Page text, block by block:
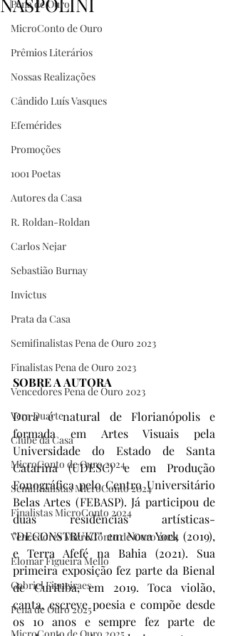
Pena de Ouro
MicroConto de Ouro
Prêmios Literários
Nossas Realizações
Cândido Luís Vasques
Efemérides
Promoções
1001 Poetas
Autores da Casa
R. Roldan-Roldan
Carlos Nejar
Sebastião Burnay
Invictus
Prata da Casa
Semifinalistas Pena de Ouro 2023
Finalistas Pena de Ouro 2023
Vencedores Pena de Ouro 2023
Vera Duarte
Clube da Casa
MicroConto de Ouro 2024
Semifinalistas MicroConto 2024
Finalistas MicroConto 2024
Vencedores MicroConto de Ouro 2024
Elomar Figueira Mello
Gabriel Figueiraes
Pena de Ouro 2025
MicroConto de Ouro 2025
SOBRE A AUTORA
Dora é natural de Florianópolis e
formada em Artes Visuais pela
Universidade do Estado de Santa
Catarina (UDESC) e em Produção
Fonográfica pelo Centro Universitário
Belas Artes (FEBASP). Já participou de
duas residências artísticas-
"DECONSTRUKT" em Nova York (2019),
e Terra Afefé na Bahia (2021). Sua
primeira exposição fez parte da Bienal
de Curitiba, em 2019. Toca violão,
canta, escreve poesia e compõe desde
os 10 anos e sempre fez parte de